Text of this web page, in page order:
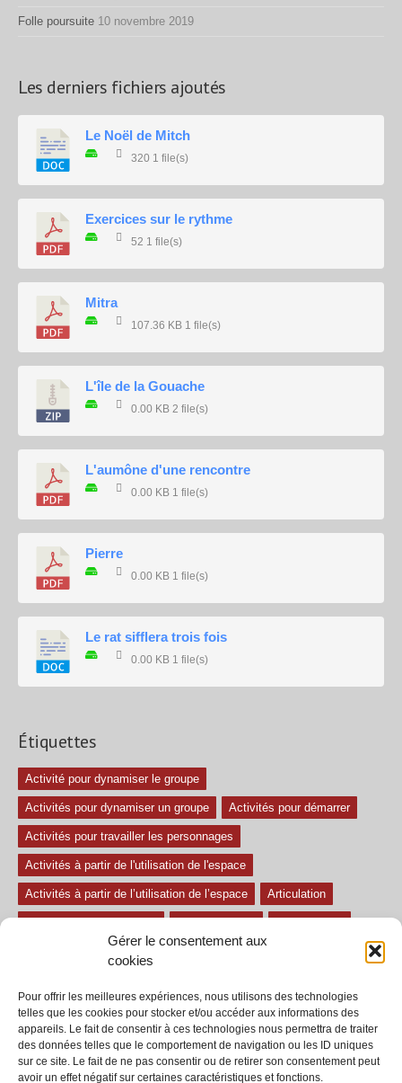
Gérer le consentement aux
cookies
Pour offrir les meilleures expériences, nous utilisons des technologies
telles que les cookies pour stocker et/ou accéder aux informations des
appareils. Le fait de consentir à ces technologies nous permettra de traiter
des données telles que le comportement de navigation ou les ID uniques
sur ce site. Le fait de ne pas consentir ou de retirer son consentement peut
avoir un effet négatif sur certaines caractéristiques et fonctions.
Folle poursuite 10 novembre 2019
Les derniers fichiers ajoutés
Le Noël de Mitch
320 1 file(s)
Exercices sur le rythme
52 1 file(s)
Mitra
107.36 KB 1 file(s)
L'île de la Gouache
0.00 KB 2 file(s)
L'aumône d'une rencontre
0.00 KB 1 file(s)
Pierre
0.00 KB 1 file(s)
Le rat sifflera trois fois
0.00 KB 1 file(s)
Étiquettes
Activité pour dynamiser le groupe
Activités pour dynamiser un groupe Activités pour démarrer
Activités pour travailler les personnages
Activités à partir de l'utilisation de l'espace
Activités à partir de l’utilisation de l’espace Articulation
Exercices difficiles
Le regard et la voix Pièce pour enfant Sans paroles
Secondaire séances tous les exercices
Tous les exercices de théâtre